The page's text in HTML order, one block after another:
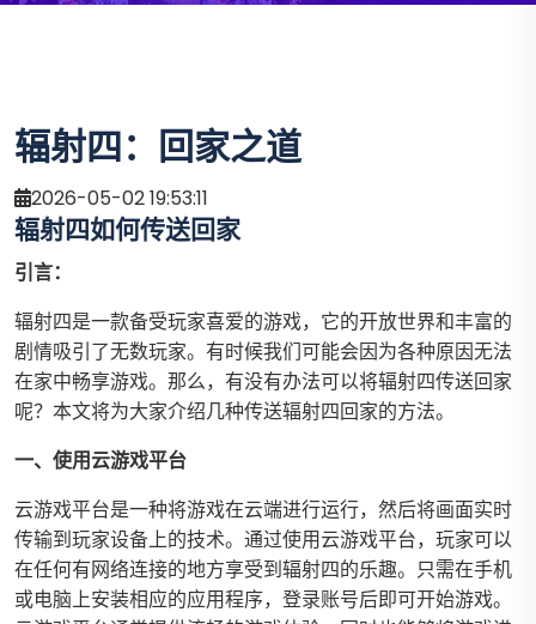
辐射四：回家之道
2026-05-02 19:53:11
辐射四如何传送回家
引言：
辐射四是一款备受玩家喜爱的游戏，它的开放世界和丰富的
剧情吸引了无数玩家。有时候我们可能会因为各种原因无法
在家中畅享游戏。那么，有没有办法可以将辐射四传送回家
呢？本文将为大家介绍几种传送辐射四回家的方法。
一、使用云游戏平台
云游戏平台是一种将游戏在云端进行运行，然后将画面实时
传输到玩家设备上的技术。通过使用云游戏平台，玩家可以
在任何有网络连接的地方享受到辐射四的乐趣。只需在手机
或电脑上安装相应的应用程序，登录账号后即可开始游戏。